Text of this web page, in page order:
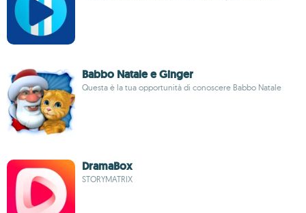
Babbo Natale e Ginger
Questa è la tua opportunità di conoscere Babbo Natale
DramaBox
STORYMATRIX